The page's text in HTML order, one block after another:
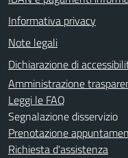
Informativa privacy
Note legali
Dichiarazione di
Amministrazione
Leggi le FAQ
Segnalazione disservizio
Prenotazione
Richiesta d'assistenza